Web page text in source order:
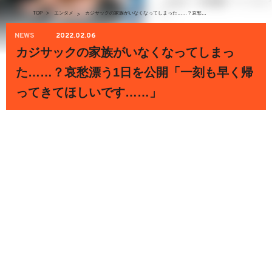
TOP > エンタメ > カジサックの家族がいなくなってしまった……？哀愁漂う1日を公開「一刻も早く帰ってきてほしいです……」
NEWS 2022.02.06
カジサックの家族がいなくなってしまっ
た……？哀愁漂う1日を公開「一刻も早く帰
ってきてほしいです……」